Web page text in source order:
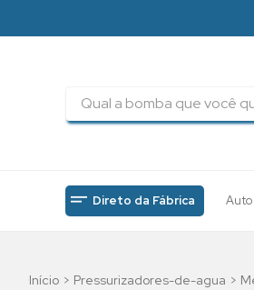
Direto da Fábrica
Pressurizadores-de-agua
drenagem